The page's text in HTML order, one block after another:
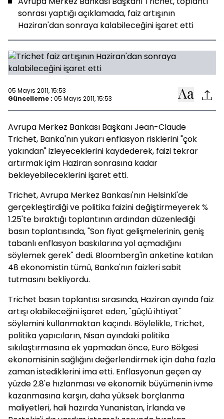
sonrası yaptığı açıklamada, faiz artışının
Haziran'dan sonraya kalabileceğini işaret etti
05 Mayıs 2011, 15:53
Güncelleme : 05 Mayıs 2011, 15:53
Avrupa Merkez Bankası Başkanı Jean-Claude
Trichet, Banka'nın yukarı enflasyon risklerini "çok
yakından" izleyeceklerini kaydederek, faizi tekrar
artırmak içim Haziran sonrasına kadar
bekleyebileceklerini işaret etti.
Trichet, Avrupa Merkez Bankası'nın Helsinki'de
gerçekleştirdiği ve politika faizini değiştirmeyerek %
1.25'te bıraktığı toplantının ardından düzenlediği
basın toplantısında, "Son fiyat gelişmelerinin, geniş
tabanlı enflasyon baskılarına yol açmadığını
söylemek gerek" dedi. Bloomberg'in anketine katılan
48 ekonomistin tümü, Banka'nın faizleri sabit
tutmasını bekliyordu.
Trichet basın toplantısı sırasında, Haziran ayında faiz
artışı olabileceğini işaret eden, "güçlü ihtiyat"
söylemini kullanmaktan kaçındı. Böylelikle, Trichet,
politika yapıcıların, Nisan ayındaki politika
sıkılaştırmasına ek yapmadan önce, Euro Bölgesi
ekonomisinin sağlığını değerlendirmek için daha fazla
zaman istediklerini ima etti. Enflasyonun geçen ay
yüzde 2.8'e hızlanması ve ekonomik büyümenin ivme
kazanmasına karşın, daha yüksek borçlanma
maliyetleri, hali hazırda Yunanistan, İrlanda ve